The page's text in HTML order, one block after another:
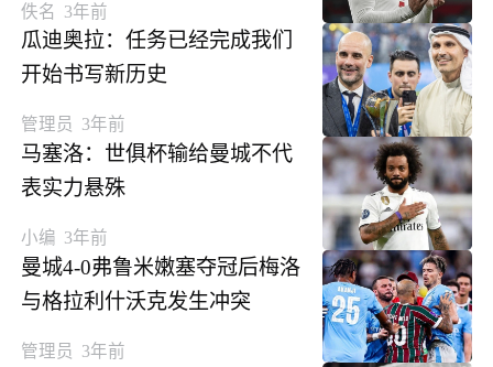
佚名 3年前
瓜迪奥拉：任务已经完成我们
开始书写新历史
管理员 3年前
马塞洛：世俱杯输给曼城不代
表实力悬殊
小编 3年前
曼城4-0弗鲁米嫩塞夺冠后梅洛
与格拉利什沃克发生冲突
管理员 3年前